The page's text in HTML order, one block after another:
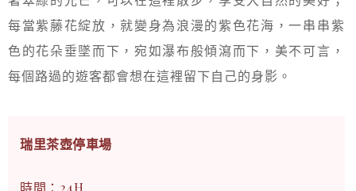
每當紫藤花綻放，就變身為浪漫的紫色花海，一串串紫
色的花朵垂墜而下，宛如瀑布般傾瀉而下，美不可言，
每個路過的遊客都會想在這裡留下自己的身影。
瑞里茶壺停車場